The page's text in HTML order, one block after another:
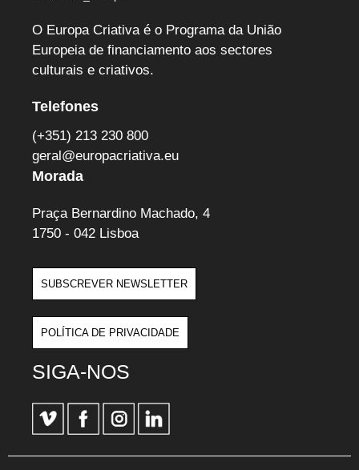
O Europa Criativa é o Programa da União
Europeia de financiamento aos sectores
culturais e criativos.
Telefones
(+351) 213 230 800
geral@europacriativa.eu
Morada
Praça Bernardino Machado, 4
1750 - 042 Lisboa
SUBSCREVER NEWSLETTER
POLÍTICA DE PRIVACIDADE
SIGA-NOS